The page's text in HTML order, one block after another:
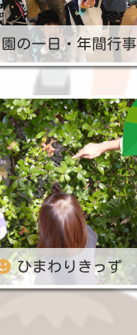
園の一日・年間行事
ひまわりきっず